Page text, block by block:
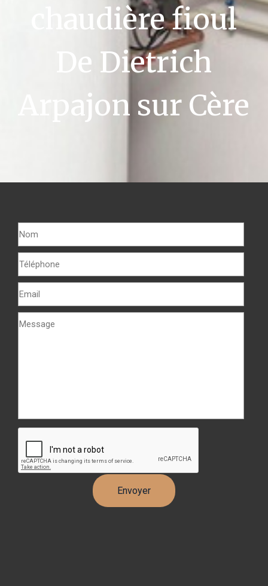
chaudière fioul
De Dietrich
Arpajon sur Cère